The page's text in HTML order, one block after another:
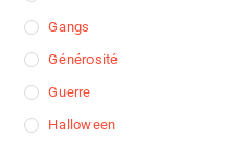
Gangs
Générosité
Guerre
Halloween